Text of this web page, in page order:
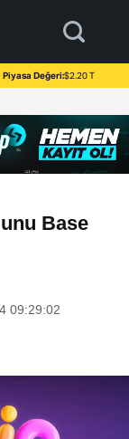
Piyasa Değeri:$2.20 T
Base
09:29:02